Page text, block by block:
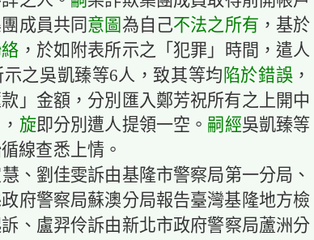
成員共同 意圖 為自己不法之所有 ，基於
，於如附表所示之「犯罪」時間，遣人
之吳凱臻等6人，致其等均 陷於錯誤 ，
」金額，分別匯入鄭芳祝所有之上開中
旋即分別遭人提領一空。 嗣經吳凱臻等
線查悉上情。
、劉佳雯訴由基隆市警察局第一分局、
府警察局蘇澳分局報告臺灣基隆地方檢
、盧羿伶訴由新北市政府警察局蘆洲分